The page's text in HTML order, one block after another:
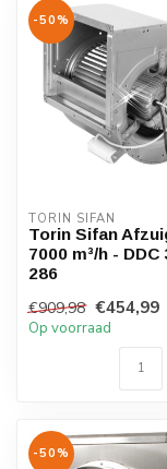
-50%
TORIN SIFAN
Torin Sifan
7000 m³/h - DDC
286
€909,98 €454,99
Op voorraad
-50%